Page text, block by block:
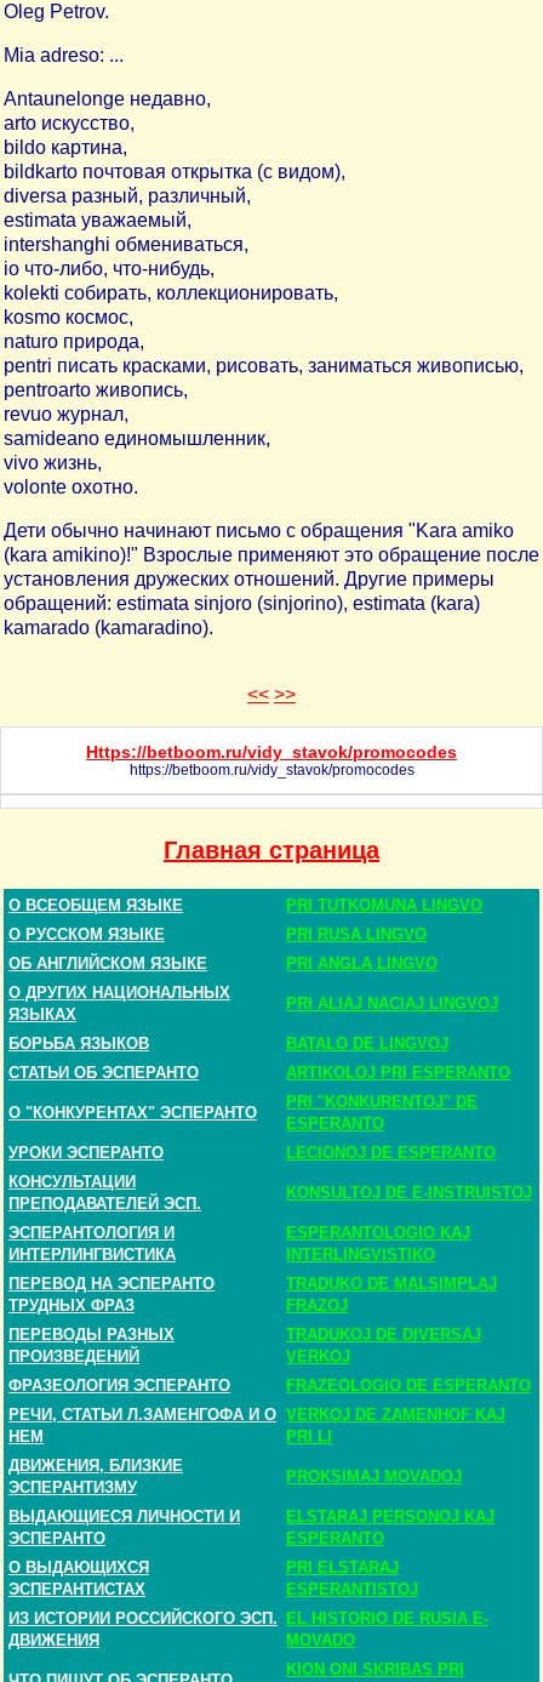
Oleg Petrov.
Mia adreso: ...
Antaunelonge недавно,
arto искусство,
bildo картина,
bildkarto почтовая открытка (с видом),
diversa разный, различный,
estimata уважаемый,
intershanghi обмениваться,
io что-либо, что-нибудь,
kolekti собирать, коллекционировать,
kosmo космос,
naturo природа,
pentri писать красками, рисовать, заниматься живописью,
pentroarto живопись,
revuo журнал,
samideano единомышленник,
vivo жизнь,
volonte охотно.
Дети обычно начинают письмо с обращения "Kara amiko
(kara amikino)!" Взрослые применяют это обращение после
установления дружеских отношений. Другие примеры
обращений: estimata sinjoro (sinjorino), estimata (kara)
kamarado (kamaradino).
<< >>
Https://betboom.ru/vidy_stavok/promocodes
https://betboom.ru/vidy_stavok/promocodes
Главная страница
О ВСЕОБЩЕМ ЯЗЫКЕ
PRI TUTKOMUNA LINGVO
О РУССКОМ ЯЗЫКЕ
PRI RUSA LINGVO
ОБ АНГЛИЙСКОМ ЯЗЫКЕ
PRI ANGLA LINGVO
О ДРУГИХ НАЦИОНАЛЬНЫХ
ЯЗЫКАХ
PRI ALIAJ NACIAJ LINGVOJ
БОРЬБА ЯЗЫКОВ
BATALO DE LINGVOJ
СТАТЬИ ОБ ЭСПЕРАНТО
ARTIKOLOJ PRI ESPERANTO
О "КОНКУРЕНТАХ" ЭСПЕРАНТО
PRI "KONKURENTOJ" DE
ESPERANTO
УРОКИ ЭСПЕРАНТО
LECIONOJ DE ESPERANTO
КОНСУЛЬТАЦИИ
ПРЕПОДАВАТЕЛЕЙ ЭСП.
KONSULTOJ DE E-INSTRUISTOJ
ЭСПЕРАНТОЛОГИЯ И
ИНТЕРЛИНГВИСТИКА
ESPERANTOLOGIO KAJ
INTERLINGVISTIKO
ПЕРЕВОД НА ЭСПЕРАНТО
ТРУДНЫХ ФРАЗ
TRADUKO DE MALSIMPLAJ
FRAZOJ
ПЕРЕВОДЫ РАЗНЫХ
ПРОИЗВЕДЕНИЙ
TRADUKOJ DE DIVERSAJ
VERKOJ
ФРАЗЕОЛОГИЯ ЭСПЕРАНТО
FRAZEOLOGIO DE ESPERANTO
РЕЧИ, СТАТЬИ Л.ЗАМЕНГОФА И О
НЕМ
VERKOJ DE ZAMENHOF KAJ
PRI LI
ДВИЖЕНИЯ, БЛИЗКИЕ
ЭСПЕРАНТИЗМУ
PROKSIMAJ MOVADOJ
ВЫДАЮЩИЕСЯ ЛИЧНОСТИ И
ЭСПЕРАНТО
ELSTARAJ PERSONOJ KAJ
ESPERANTO
О ВЫДАЮЩИХСЯ
ЭСПЕРАНТИСТАХ
PRI ELSTARAJ
ESPERANTISTOJ
ИЗ ИСТОРИИ РОССИЙСКОГО ЭСП.
ДВИЖЕНИЯ
EL HISTORIO DE RUSIA E-
MOVADO
KION ONI SKRIBAS PRI